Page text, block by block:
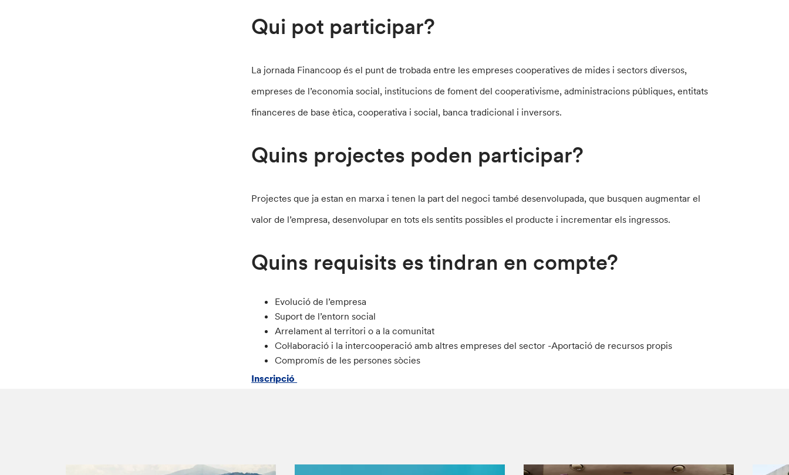
Qui pot participar?
La jornada Financoop és el punt de trobada entre les empreses cooperatives de mides i sectors diversos,
empreses de l’economia social, institucions de foment del cooperativisme, administracions públiques, entitats
financeres de base ètica, cooperativa i social, banca tradicional i inversors.
Quins projectes poden participar?
Projectes que ja estan en marxa i tenen la part del negoci també desenvolupada, que busquen augmentar el
valor de l’empresa, desenvolupar en tots els sentits possibles el producte i incrementar els ingressos.
Quins requisits es tindran en compte?
Evolució de l’empresa
Suport de l’entorn social
Arrelament al territori o a la comunitat
Col·laboració i la intercooperació amb altres empreses del sector -Aportació de recursos propis
Compromís de les persones sòcies
Inscripció